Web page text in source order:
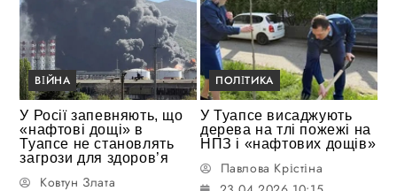
ВІЙНА
У Росії запевняють, що
«нафтові дощі» в
Туапсе не становлять
загрози для здоров’я
Ковтун Злата
ПОЛІТИКА
У Туапсе висаджують
дерева на тлі пожежі на
НПЗ і «нафтових дощів»
Павлова Крістіна